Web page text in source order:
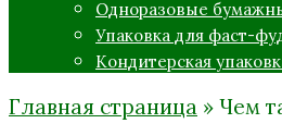
Одноразовые
Упаковка для фаст-
Кондитерская
Главная страница » Чем